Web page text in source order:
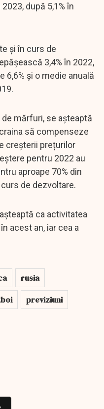
după 5,1% în
și în curs de
3,4% în 2022,
6,6% și o medie anuală
mărfuri, se așteaptă
să compenseze
creșterii prețurilor
pentru 2022 au
aproape 70% din
de dezvoltare.
ca activitatea
acest an, iar cea a
rusia
previziuni